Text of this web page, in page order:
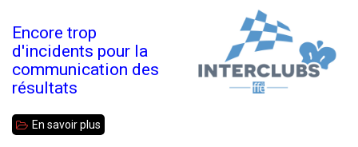
U10
Encore trop
d'incidents pour la
communication des
résultats
En savoir plus